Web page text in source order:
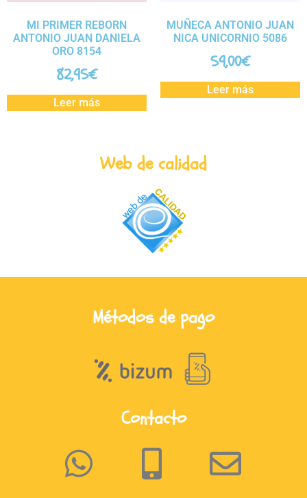
MI PRIMER REBORN
ANTONIO JUAN DANIELA
ORO 8154
82,95€
Leer más
MUÑECA ANTONIO JUAN
NICA UNICORNIO 5086
59,00€
Leer más
Web de calidad
Métodos de pago
Contacto